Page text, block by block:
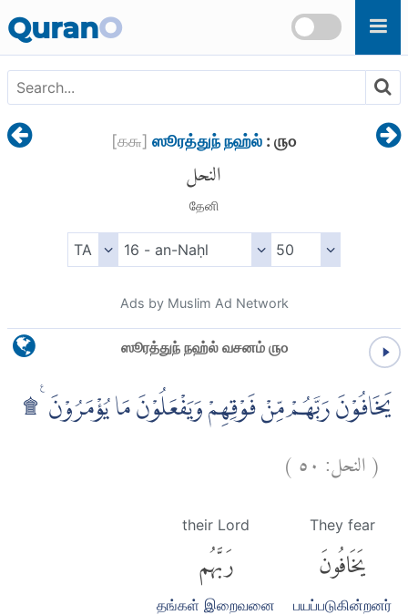
QuranO
[௧௬] ஸூரத்துந் நஹ்ல் : ௫௦
النحل
தேனி
Ads by Muslim Ad Network
ஸூரத்துந் நஹ்ல் வசனம் ௫௦
يَخَافُوْنَ رَبَّهُمْ مِّنْ فَوْقِهِمْ وَيَفْعَلُوْنَ مَا يُؤْمَرُوْنَ ࣖ ۩
(النحل: ٥٠)
They fear
يَخَافُونَ
பயப்படுகின்றனர்
their Lord
رَبَّهُم
தங்கள் இறைவனை